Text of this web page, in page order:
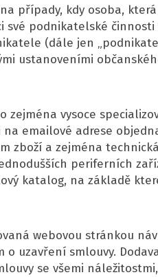
případy, kdy osoba,
podnikatelské
(dále jen
ustanoveními
vysoce
emailové adrese
zboží a zejména
periferních
katalog, na základě
webovou stránkou
uzavření smlouvy.
se všemi